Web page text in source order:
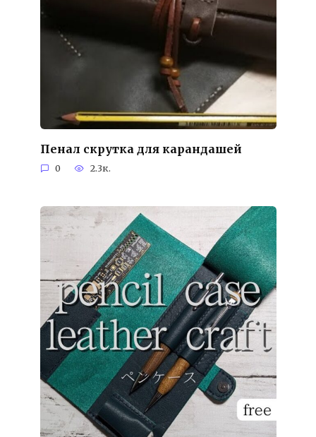
Пенал скрутка для карандашей
0 2.3к.